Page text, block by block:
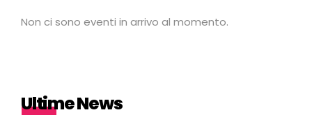
Non ci sono eventi in arrivo al momento.
Ultime News